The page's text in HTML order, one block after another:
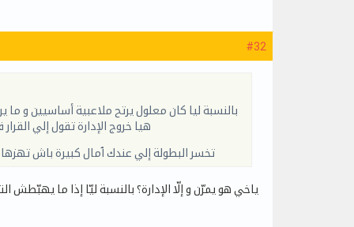
#32
بالنسبة ليا كان معلول يرتح ملاعبية أساسيين و
هيا خروج الإدارة تقول إلي
تخسر البطولة إلي عندك ٱمال كبيرة باش
ياخي هو يمرّن و إلّا الإدارة؟ بالنسبة ليّا إذا ما